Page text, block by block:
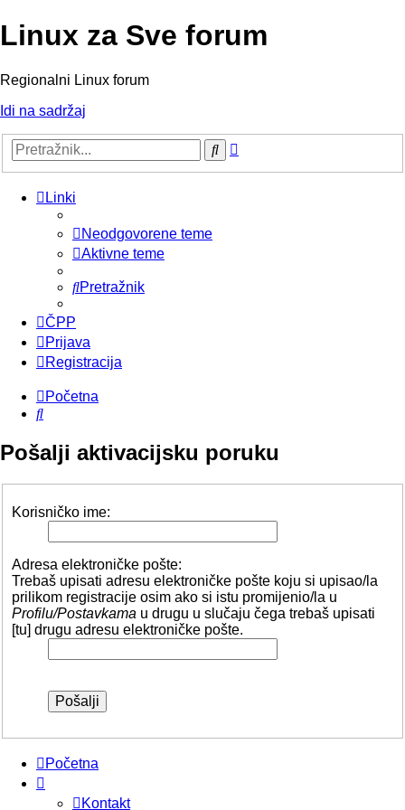
Linux za Sve forum
Regionalni Linux forum
Idi na sadržaj
Pretražnik
Linki
Neodgovorene teme
Aktivne teme
Pretražnik
ČPP
Prijava
Registracija
Početna
Pretražnik
Pošalji aktivacijsku poruku
Korisničko ime:
Adresa elektroničke pošte:
Trebaš upisati adresu elektroničke pošte koju si upisao/la
prilikom registracije osim ako si istu promijenio/la u
Profilu/Postavkama u drugu u slučaju čega trebaš upisati
[tu] drugu adresu elektroničke pošte.
Početna
Kontakt